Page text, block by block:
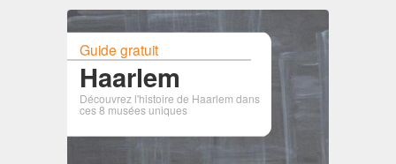
Guide gratuit
Haarlem
Découvrez l'histoire de Haarlem dans
ces 8 musées uniques